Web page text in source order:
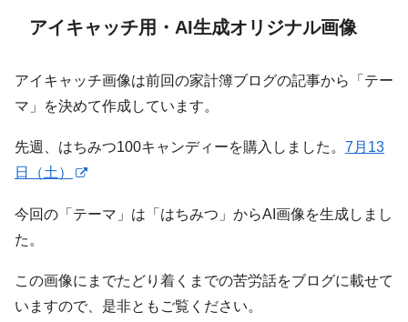
アイキャッチ用・AI生成オリジナル画像
アイキャッチ画像は前回の家計簿ブログの記事から「テー
マ」を決めて作成しています。
先週、はちみつ100キャンディーを購入しました。 7月13
日（土）
今回の「テーマ」は「はちみつ」からAI画像を生成しまし
た。
この画像にまでたどり着くまでの苦労話をブログに載せて
いますので、是非ともご覧ください。